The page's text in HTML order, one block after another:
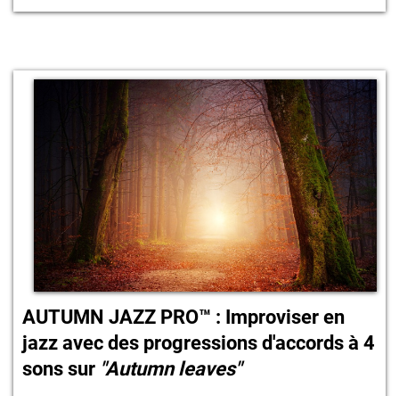
AUTUMN JAZZ PRO™ : Improviser en
jazz avec des progressions d'accords à 4
sons sur "Autumn leaves"